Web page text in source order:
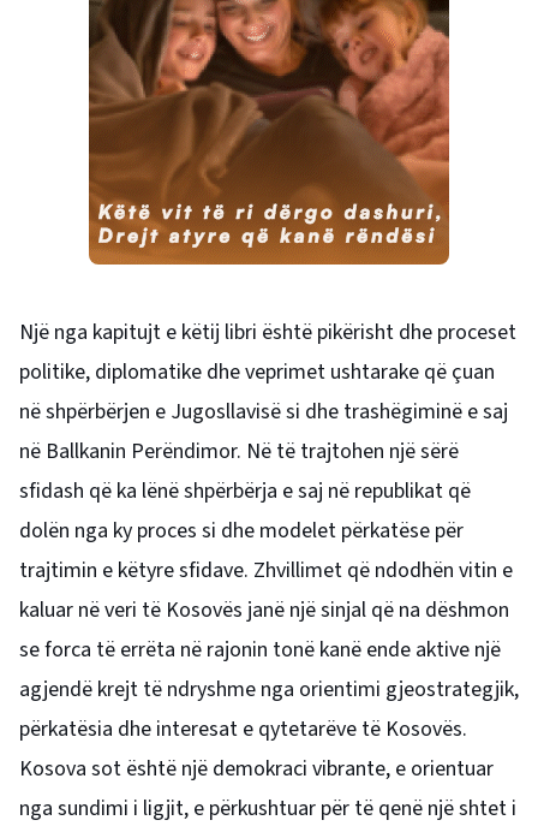
Një nga kapitujt e këtij libri është pikërisht dhe proceset
politike, diplomatike dhe veprimet ushtarake që çuan
në shpërbërjen e Jugosllavisë si dhe trashëgiminë e saj
në Ballkanin Perëndimor. Në të trajtohen një sërë
sfidash që ka lënë shpërbërja e saj në republikat që
dolën nga ky proces si dhe modelet përkatëse për
trajtimin e këtyre sfidave. Zhvillimet që ndodhën vitin e
kaluar në veri të Kosovës janë një sinjal që na dëshmon
se forca të errëta në rajonin tonë kanë ende aktive një
agjendë krejt të ndryshme nga orientimi gjeostrategjik,
përkatësia dhe interesat e qytetarëve të Kosovës.
Kosova sot është një demokraci vibrante, e orientuar
nga sundimi i ligjit, e përkushtuar për të qenë një shtet i